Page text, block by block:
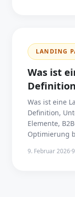
LANDING
Was ist
Was ist eine
Definition,
Elemente,
Optimierung
9. Februar 2026·